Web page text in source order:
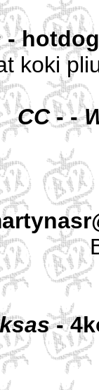
-
koki
CC- -
-